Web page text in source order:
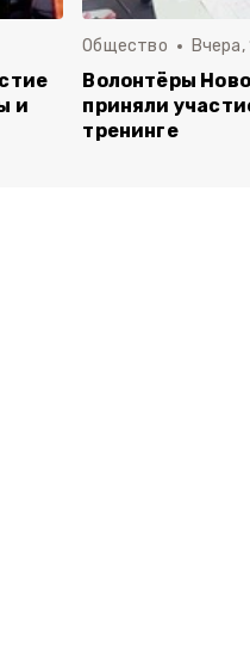
и
Общество Вчера,
Волонтёры
приняли
тренинге